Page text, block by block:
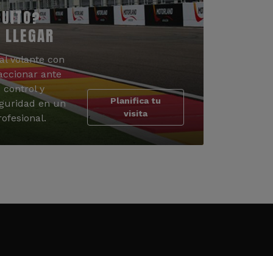
volante con
ante
control y
en un
Planifica tu
visita